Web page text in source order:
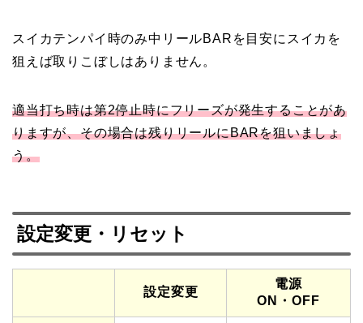
スイカテンパイ時のみ中リールBARを目安にスイカを
狙えば取りこぼしはありません。
適当打ち時は第2停止時にフリーズが発生することがあ
りますが、その場合は残りリールにBARを狙いましょ
う。
設定変更・リセット
設定変更
電源
ON・OFF